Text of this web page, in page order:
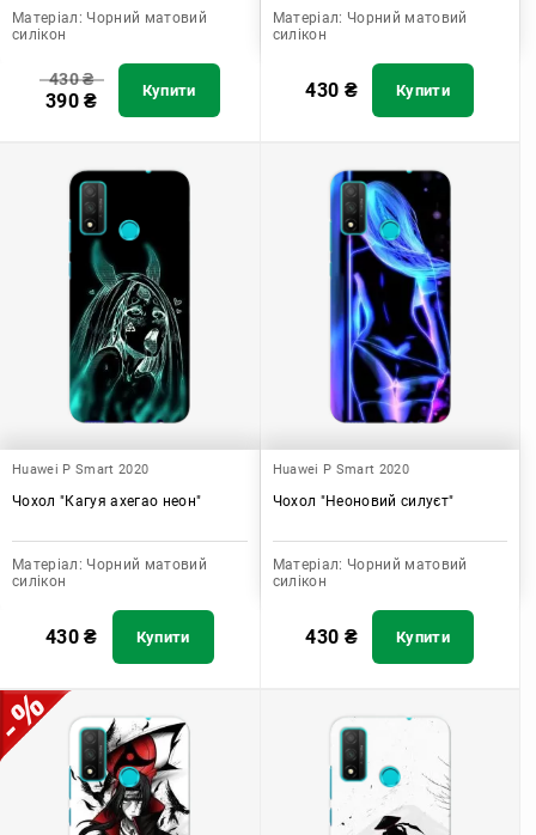
Матеріал: Чорний матовий
силікон
430₴
390₴ Купити
Матеріал: Чорний матовий
силікон
430 ₴ Купити
Huawei P Smart 2020
Чохол "Кагуя ахегао неон"
Матеріал: Чорний матовий
силікон
430₴ Купити
Huawei P Smart 2020
Чохол "Неоновий силуєт"
Матеріал: Чорний матовий
силікон
430 ₴ Купити